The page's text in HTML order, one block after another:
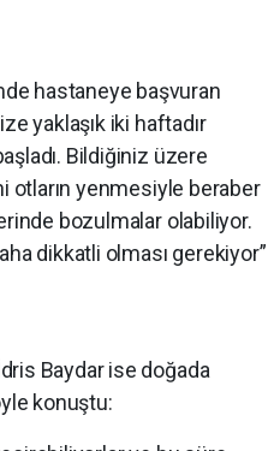
hastaneye başvuran
yaklaşık iki haftadır
Bildiğiniz üzere
otların yenmesiyle beraber
bozulmalar olabiliyor.
dikkatli olması gerekiyor”
Baydar ise doğada
konuştu: